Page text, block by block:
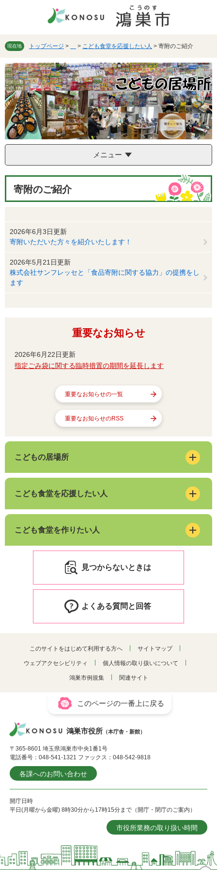
先
で
す。
を
ば
し
て
本
文
現在地 トップページ > > こども食堂を応援したい人 > 寄附のご紹介
メニュー
寄附のご紹介
2026年6月3日更新
寄附いただいた方々を紹介いたします！
2026年5月21日更新
株式会社サンフレッセと「食品寄附に関する協力」の提携をし
ます
重要なお知らせ
2026年6月22日更新
指定ごみ袋に関する臨時措置の期間を延長します
重要なお知らせの一覧
重要なお知らせのRSS
こどもの居場所
こども食堂を応援したい人
こども食堂を作りたい人
見つからないときは
よくある質問と回答
このサイトをはじめて利用する方へ サイトマップ
ウェブアクセシビリティ 個人情報の取り扱いについて
鴻巣市例規集 関連サイト
このページの一番上に戻る
鴻巣市役所 （本庁舎・新館）
〒365-8601 埼玉県鴻巣市中央1番1号
電話番号：048-541-1321 ファックス：048-542-9818
各課へのお問い合わせ
開庁日時
平日(月曜から金曜) 8時30分から17時15分まで（開庁・閉庁のご案内）
市役所業務の取り扱い時間